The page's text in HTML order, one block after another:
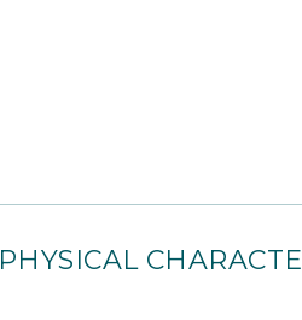
PHYSICAL